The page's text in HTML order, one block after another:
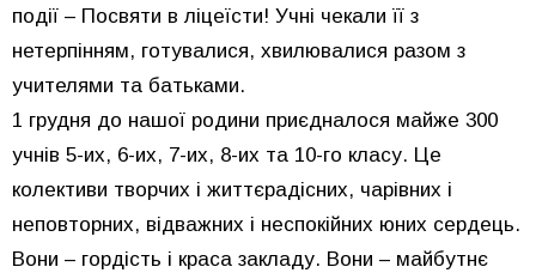
події – Посвяти в ліцеїсти! Учні чекали її з
нетерпінням, готувалися, хвилювалися разом з
учителями та батьками.
1 грудня до нашої родини приєдналося майже 300
учнів 5-их, 6-их, 7-их, 8-их та 10-го класу. Це
колективи творчих і життєрадісних, чарівних і
неповторних, відважних і неспокійних юних сердець.
Вони – гордість і краса закладу. Вони – майбутнє